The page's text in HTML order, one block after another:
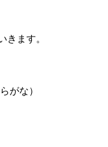
きます。
がな）